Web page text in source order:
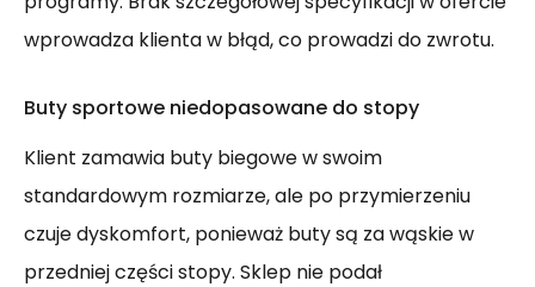
wprowadza klienta w błąd, co prowadzi do zwrotu.
Buty sportowe niedopasowane do stopy
Klient zamawia buty biegowe w swoim
standardowym rozmiarze, ale po przymierzeniu
czuje dyskomfort, ponieważ buty są za wąskie w
przedniej części stopy. Sklep nie podał